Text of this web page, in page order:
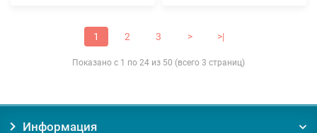
1 2 3 > >|
Показано с 1 по 24 из 50 (всего 3 страниц)
Информация